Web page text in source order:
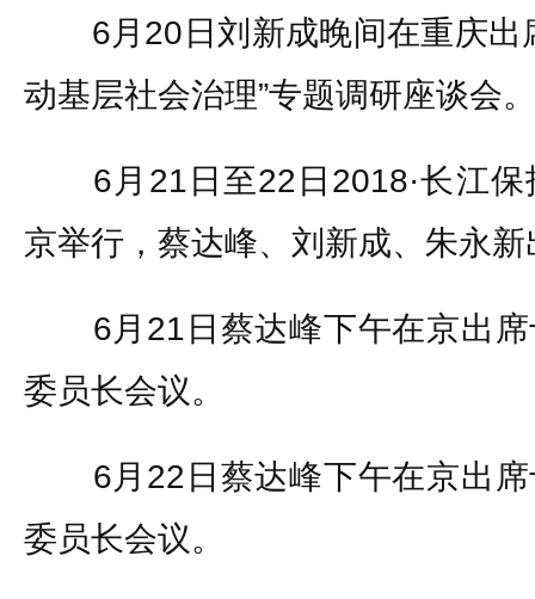
6月20日刘新成晚间在重庆出
动基层社会治理”专题调研座谈会。
6月21日至22日2018·长江保
京举行，蔡达峰、刘新成、朱永新
6月21日蔡达峰下午在京出席
委员长会议。
6月22日蔡达峰下午在京出席
委员长会议。